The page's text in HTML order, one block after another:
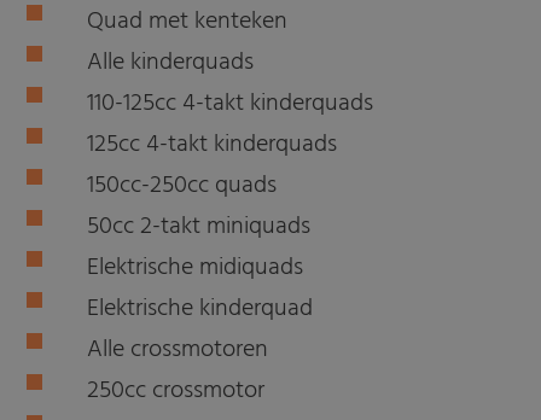
Quad met kenteken
Alle kinderquads
110-125cc 4-takt kinderquads
125cc 4-takt kinderquads
150cc-250cc quads
50cc 2-takt miniquads
Elektrische midiquads
Elektrische kinderquad
Alle crossmotoren
250cc crossmotor